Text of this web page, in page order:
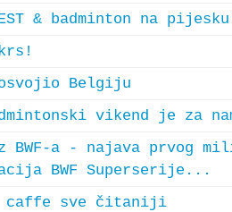
& badminton na pijesku
osvojio Belgiju
vikend je za
a - najava prvog
BWF Superserije...
caffe sve čitaniji